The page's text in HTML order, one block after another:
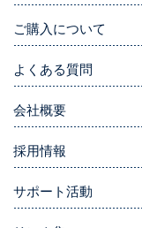
ご購入について
よくある質問
会社概要
採用情報
サポート活動